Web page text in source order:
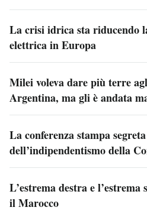
La crisi idrica sta riducendo
elettrica in Europa
Milei voleva dare più terre
Argentina, ma gli è andata
La conferenza stampa
dell’indipendentismo della
L’estrema destra e
il Marocco